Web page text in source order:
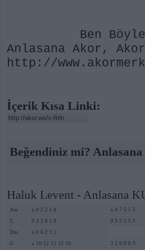
Ben Böyle
Anlasana Akor,
http://
İçerik Kısa Linki:
Beğendiniz mi? Anlasana
Haluk Levent - Anlasana
Am x 0 2 2 1 0 x 0 7 5 5 5
C
0 3 2 0 1 0 0 3 5 5 5 3
Dm
x 0 0 2 3 1
G
x 10 12 12 12 10 3 2 0 0 0 3